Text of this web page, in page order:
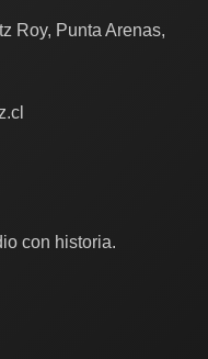
Roy, Punta Arenas,
con historia.